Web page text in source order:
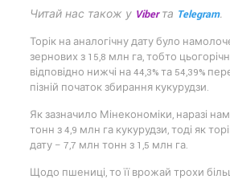
Читай нас також у Viberта Telegram.
Торік на аналогічну дату було
зернових з 15,8 млн га, тобто
відповідно нижчі на 44,3% та 54,39%
пізній початок збирання кукурудзи.
Як зазначило Мінекономіки, наразі
тонн з 4,9 млн га кукурудзи, тоді як
дату – 7,7 млн тонн з 1,5 млн га.
Щодо пшениці, то її врожай трохи